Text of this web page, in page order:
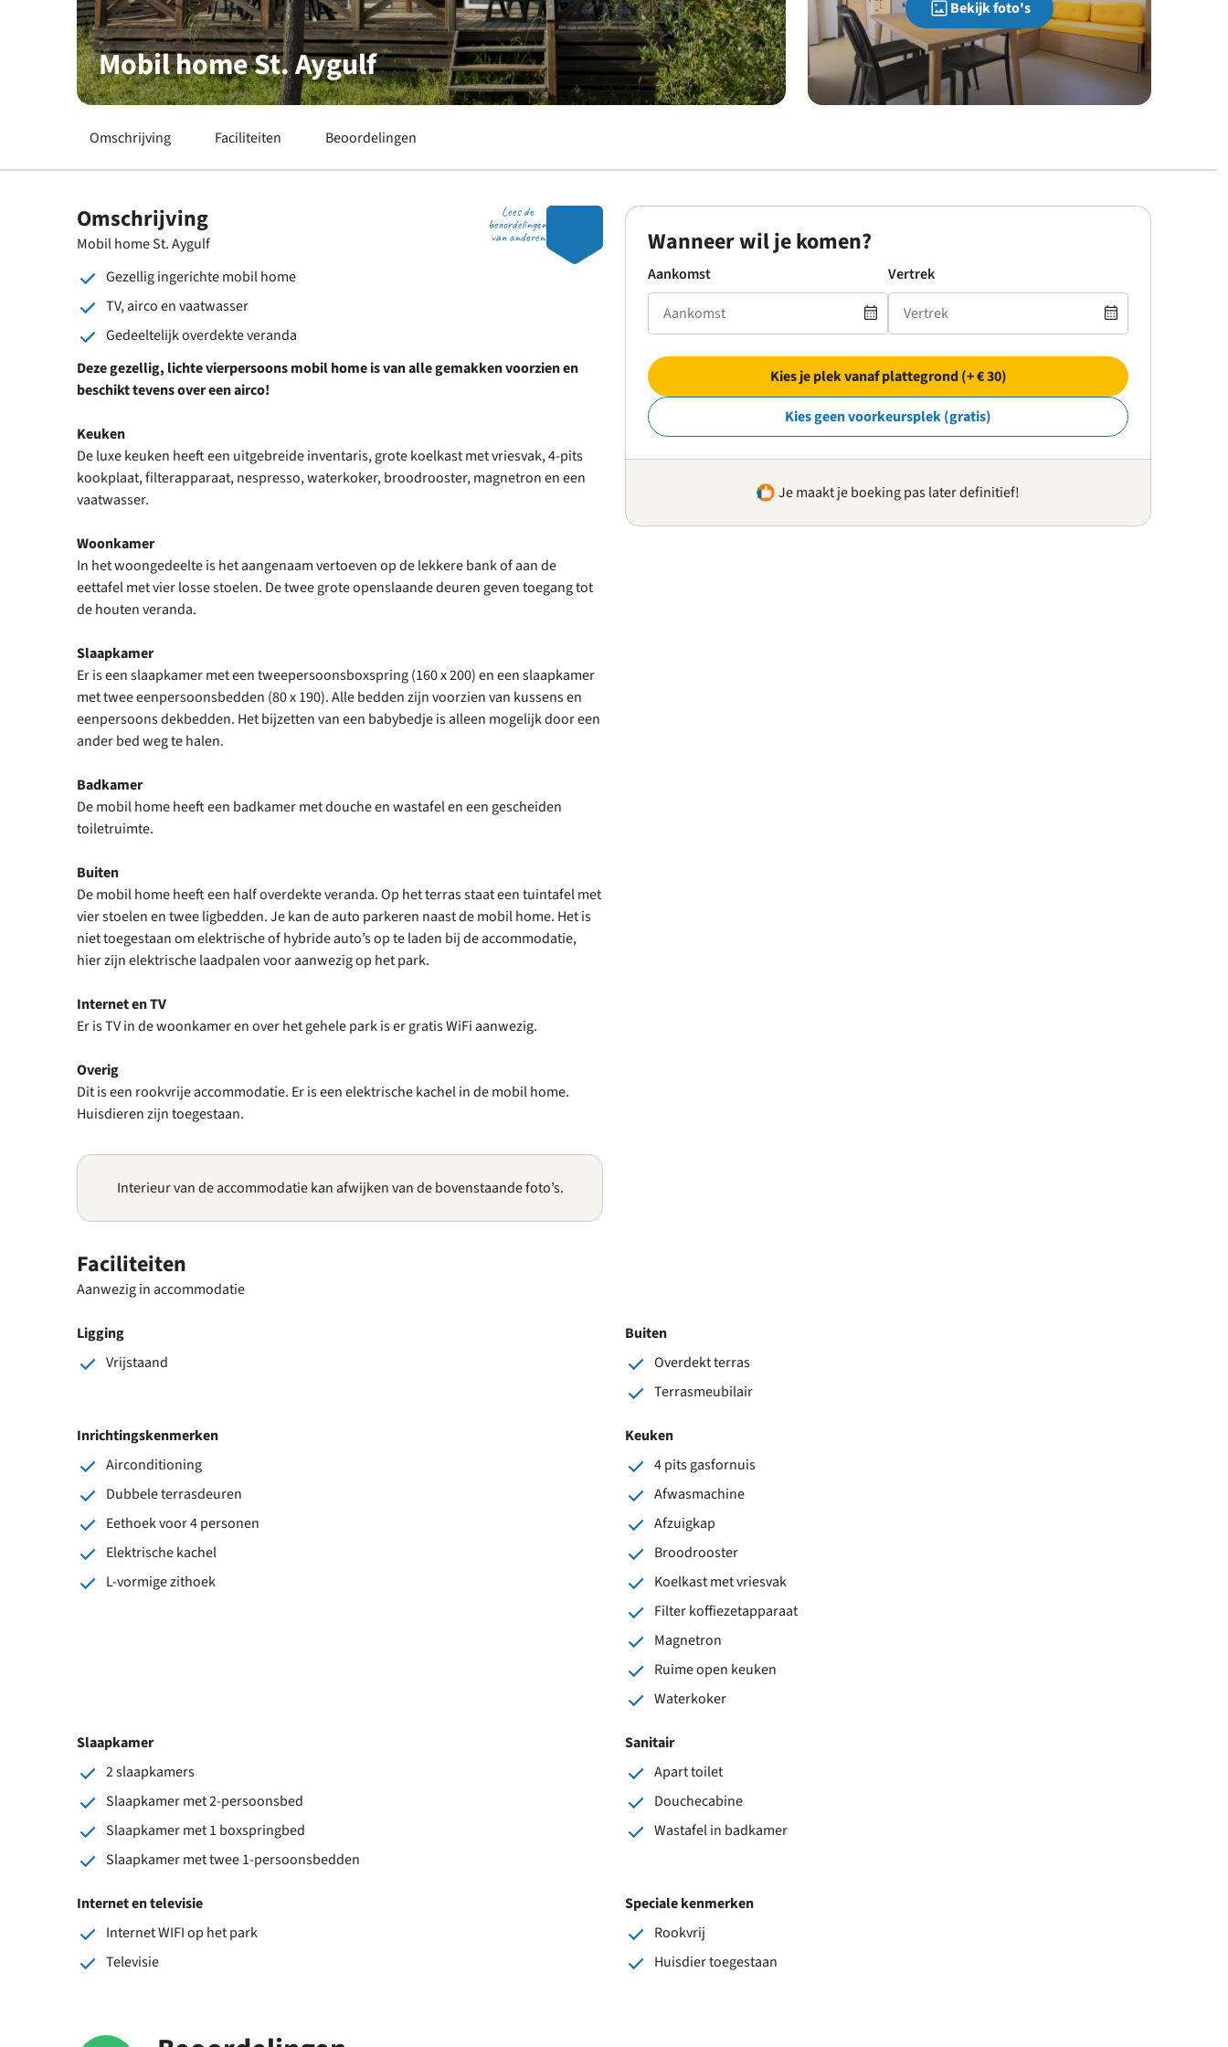
Mobil home St. Aygulf
Bekijk foto's
Omschrijving Faciliteiten Beoordelingen
Lees de
beoordelingen
van anderen
Omschrijving
Mobil home St. Aygulf
Gezellig ingerichte mobil home
TV, airco en vaatwasser
Gedeeltelijk overdekte veranda
Deze gezellig, lichte vierpersoons mobil homeis van alle gemakken voorzien en
beschikt tevens over een airco!
Keuken
De luxe keuken heeft een uitgebreide inventaris, grote koelkast met vriesvak, 4-pits
kookplaat, filterapparaat, nespresso, waterkoker, broodrooster, magnetron en een
vaatwasser.
Woonkamer
In het woongedeelte is het aangenaam vertoeven op de lekkere bank of aan de
eettafel met vier losse stoelen. De twee grote openslaande deuren geven toegang tot
de houten veranda.
Slaapkamer
Er is een slaapkamer met een tweepersoonsboxspring (160 x 200) en een slaapkamer
met twee eenpersoonsbedden (80 x 190). Alle bedden zijn voorzien van kussens en
eenpersoons dekbedden. Het bijzetten van een babybedje is alleen mogelijk door een
ander bed weg te halen.
Badkamer
De mobil home heeft een badkamer met douche en wastafel en een gescheiden
toiletruimte.
Buiten
De mobil home heeft een half overdekte veranda. Op het terras staat een tuintafel met
vier stoelen en twee ligbedden. Je kan de auto parkeren naast de mobil home. Het is
niet toegestaan om elektrische of hybride auto’s op te laden bij de accommodatie,
hier zijn elektrische laadpalen voor aanwezig op het park.
Internet en TV
Er is TV in de woonkamer en over het gehele park is er gratis WiFi aanwezig.
Overig
Dit is een rookvrije accommodatie. Er is een elektrische kachel in de mobil home.
Huisdieren zijn toegestaan.
Interieur van de accommodatie kan afwijken van de bovenstaande foto’s.
Wanneer wil je komen?
Aankomst Vertrek
Kies je plek vanaf plattegrond (+ € 30)
Kies geen voorkeursplek (gratis)
Je maakt je boeking pas later definitief!
Faciliteiten
Aanwezig in accommodatie
Ligging
Vrijstaand
Buiten
Overdekt terras
Terrasmeubilair
Inrichtingskenmerken
Airconditioning
Dubbele terrasdeuren
Eethoek voor 4 personen
Elektrische kachel
L-vormige zithoek
Keuken
4 pits gasfornuis
Afwasmachine
Afzuigkap
Broodrooster
Koelkast met vriesvak
Filter koffiezetapparaat
Magnetron
Ruime open keuken
Waterkoker
Slaapkamer
2 slaapkamers
Slaapkamer met 2-persoonsbed
Slaapkamer met 1 boxspringbed
Slaapkamer met twee 1-persoonsbedden
Sanitair
Apart toilet
Douchecabine
Wastafel in badkamer
Internet en televisie
Internet WIFI op het park
Televisie
Speciale kenmerken
Rookvrij
Huisdier toegestaan